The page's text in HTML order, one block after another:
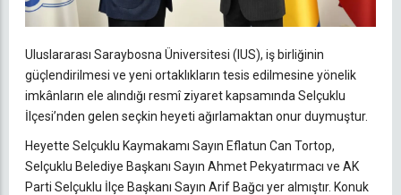
Uluslararası Saraybosna Üniversitesi (IUS), iş birliğinin
güçlendirilmesi ve yeni ortaklıkların tesis edilmesine yönelik
imkânların ele alındığı resmî ziyaret kapsamında Selçuklu
İlçesi’nden gelen seçkin heyeti ağırlamaktan onur duymuştur.
Heyette Selçuklu Kaymakamı Sayın Eflatun Can Tortop,
Selçuklu Belediye Başkanı Sayın Ahmet Pekyatırmacı ve AK
Parti Selçuklu İlçe Başkanı Sayın Arif Bağcı yer almıştır. Konuk